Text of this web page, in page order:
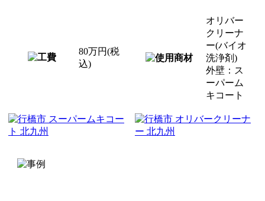
80万円(税
込)
オリバー
クリーナ
ー(バイオ
洗浄剤)
外壁：ス
ーパーム
キコート